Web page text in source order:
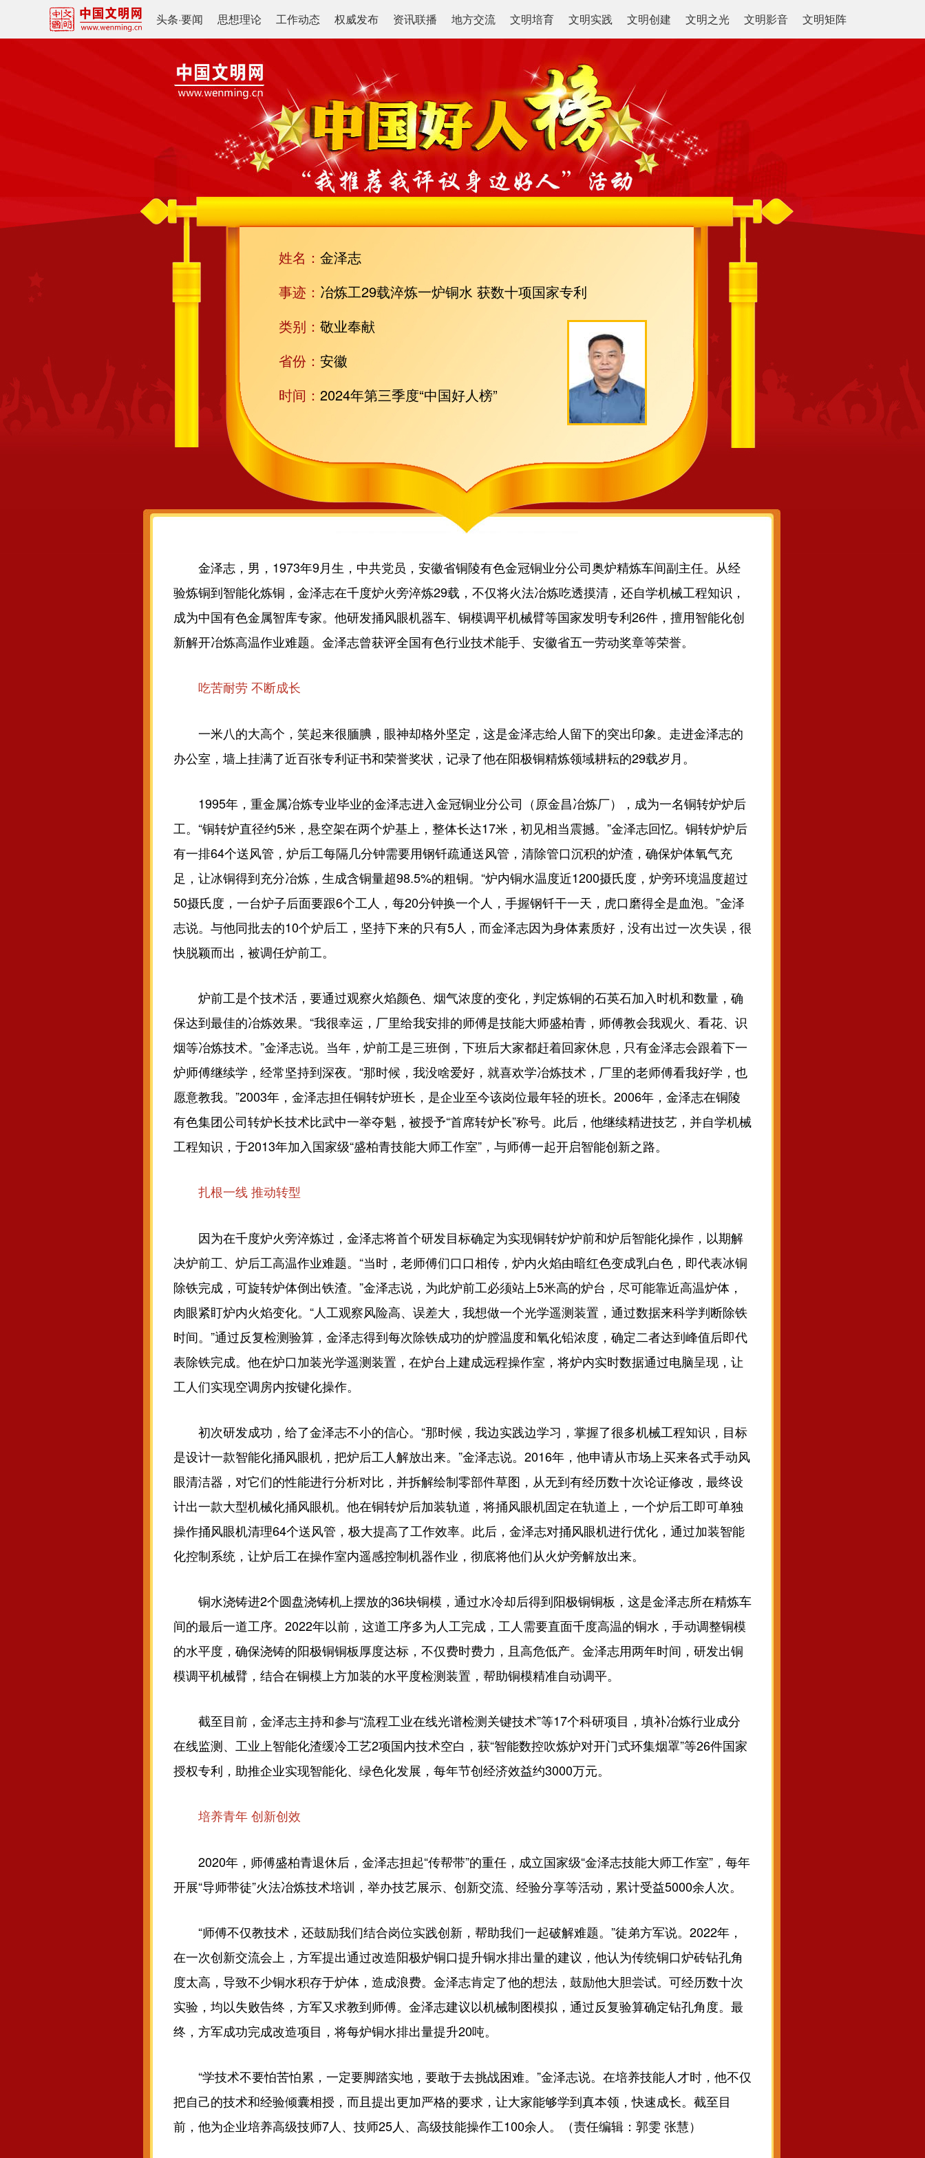
头条·要闻 思想理论 工作动态 权威发布 资讯联播 地方交流 文明培育 文明实践 文明创建 文明之光 文明影音 文明矩阵
姓名： 金泽志
事迹： 冶炼工29载淬炼一炉铜水 获数十项国家专利
类别： 敬业奉献
省份： 安徽
时间： 2024年第三季度“中国好人榜”
金泽志，男，1973年9月生，中共党员，安徽省铜陵有色金冠铜业分公司奥炉精炼车间副主任。从经
验炼铜到智能化炼铜，金泽志在千度炉火旁淬炼29载，不仅将火法冶炼吃透摸清，还自学机械工程知识，
成为中国有色金属智库专家。他研发捅风眼机器车、铜模调平机械臂等国家发明专利26件，擅用智能化创
新解开冶炼高温作业难题。金泽志曾获评全国有色行业技术能手、安徽省五一劳动奖章等荣誉。
吃苦耐劳 不断成长
一米八的大高个，笑起来很腼腆，眼神却格外坚定，这是金泽志给人留下的突出印象。走进金泽志的
办公室，墙上挂满了近百张专利证书和荣誉奖状，记录了他在阳极铜精炼领域耕耘的29载岁月。
1995年，重金属冶炼专业毕业的金泽志进入金冠铜业分公司（原金昌冶炼厂），成为一名铜转炉炉后
工。“铜转炉直径约5米，悬空架在两个炉基上，整体长达17米，初见相当震撼。”金泽志回忆。铜转炉炉后
有一排64个送风管，炉后工每隔几分钟需要用钢钎疏通送风管，清除管口沉积的炉渣，确保炉体氧气充
足，让冰铜得到充分冶炼，生成含铜量超98.5%的粗铜。“炉内铜水温度近1200摄氏度，炉旁环境温度超过
50摄氏度，一台炉子后面要跟6个工人，每20分钟换一个人，手握钢钎干一天，虎口磨得全是血泡。”金泽
志说。与他同批去的10个炉后工，坚持下来的只有5人，而金泽志因为身体素质好，没有出过一次失误，很
快脱颖而出，被调任炉前工。
炉前工是个技术活，要通过观察火焰颜色、烟气浓度的变化，判定炼铜的石英石加入时机和数量，确
保达到最佳的冶炼效果。“我很幸运，厂里给我安排的师傅是技能大师盛柏青，师傅教会我观火、看花、识
烟等冶炼技术。”金泽志说。当年，炉前工是三班倒，下班后大家都赶着回家休息，只有金泽志会跟着下一
炉师傅继续学，经常坚持到深夜。“那时候，我没啥爱好，就喜欢学冶炼技术，厂里的老师傅看我好学，也
愿意教我。”2003年，金泽志担任铜转炉班长，是企业至今该岗位最年轻的班长。2006年，金泽志在铜陵
有色集团公司转炉长技术比武中一举夺魁，被授予“首席转炉长”称号。此后，他继续精进技艺，并自学机械
工程知识，于2013年加入国家级“盛柏青技能大师工作室”，与师傅一起开启智能创新之路。
扎根一线 推动转型
因为在千度炉火旁淬炼过，金泽志将首个研发目标确定为实现铜转炉炉前和炉后智能化操作，以期解
决炉前工、炉后工高温作业难题。“当时，老师傅们口口相传，炉内火焰由暗红色变成乳白色，即代表冰铜
除铁完成，可旋转炉体倒出铁渣。”金泽志说，为此炉前工必须站上5米高的炉台，尽可能靠近高温炉体，
肉眼紧盯炉内火焰变化。“人工观察风险高、误差大，我想做一个光学遥测装置，通过数据来科学判断除铁
时间。”通过反复检测验算，金泽志得到每次除铁成功的炉膛温度和氧化铅浓度，确定二者达到峰值后即代
表除铁完成。他在炉口加装光学遥测装置，在炉台上建成远程操作室，将炉内实时数据通过电脑呈现，让
工人们实现空调房内按键化操作。
初次研发成功，给了金泽志不小的信心。“那时候，我边实践边学习，掌握了很多机械工程知识，目标
是设计一款智能化捅风眼机，把炉后工人解放出来。”金泽志说。2016年，他申请从市场上买来各式手动风
眼清洁器，对它们的性能进行分析对比，并拆解绘制零部件草图，从无到有经历数十次论证修改，最终设
计出一款大型机械化捅风眼机。他在铜转炉后加装轨道，将捅风眼机固定在轨道上，一个炉后工即可单独
操作捅风眼机清理64个送风管，极大提高了工作效率。此后，金泽志对捅风眼机进行优化，通过加装智能
化控制系统，让炉后工在操作室内遥感控制机器作业，彻底将他们从火炉旁解放出来。
铜水浇铸进2个圆盘浇铸机上摆放的36块铜模，通过水冷却后得到阳极铜铜板，这是金泽志所在精炼车
间的最后一道工序。2022年以前，这道工序多为人工完成，工人需要直面千度高温的铜水，手动调整铜模
的水平度，确保浇铸的阳极铜铜板厚度达标，不仅费时费力，且高危低产。金泽志用两年时间，研发出铜
模调平机械臂，结合在铜模上方加装的水平度检测装置，帮助铜模精准自动调平。
截至目前，金泽志主持和参与“流程工业在线光谱检测关键技术”等17个科研项目，填补冶炼行业成分
在线监测、工业上智能化渣缓冷工艺2项国内技术空白，获“智能数控吹炼炉对开门式环集烟罩”等26件国家
授权专利，助推企业实现智能化、绿色化发展，每年节创经济效益约3000万元。
培养青年 创新创效
2020年，师傅盛柏青退休后，金泽志担起“传帮带”的重任，成立国家级“金泽志技能大师工作室”，每年
开展“导师带徒”火法冶炼技术培训，举办技艺展示、创新交流、经验分享等活动，累计受益5000余人次。
“师傅不仅教技术，还鼓励我们结合岗位实践创新，帮助我们一起破解难题。”徒弟方军说。2022年，
在一次创新交流会上，方军提出通过改造阳极炉铜口提升铜水排出量的建议，他认为传统铜口炉砖钻孔角
度太高，导致不少铜水积存于炉体，造成浪费。金泽志肯定了他的想法，鼓励他大胆尝试。可经历数十次
实验，均以失败告终，方军又求教到师傅。金泽志建议以机械制图模拟，通过反复验算确定钻孔角度。最
终，方军成功完成改造项目，将每炉铜水排出量提升20吨。
“学技术不要怕苦怕累，一定要脚踏实地，要敢于去挑战困难。”金泽志说。在培养技能人才时，他不仅
把自己的技术和经验倾囊相授，而且提出更加严格的要求，让大家能够学到真本领，快速成长。截至目
前，他为企业培养高级技师7人、技师25人、高级技能操作工100余人。（责任编辑：郭雯 张慧）